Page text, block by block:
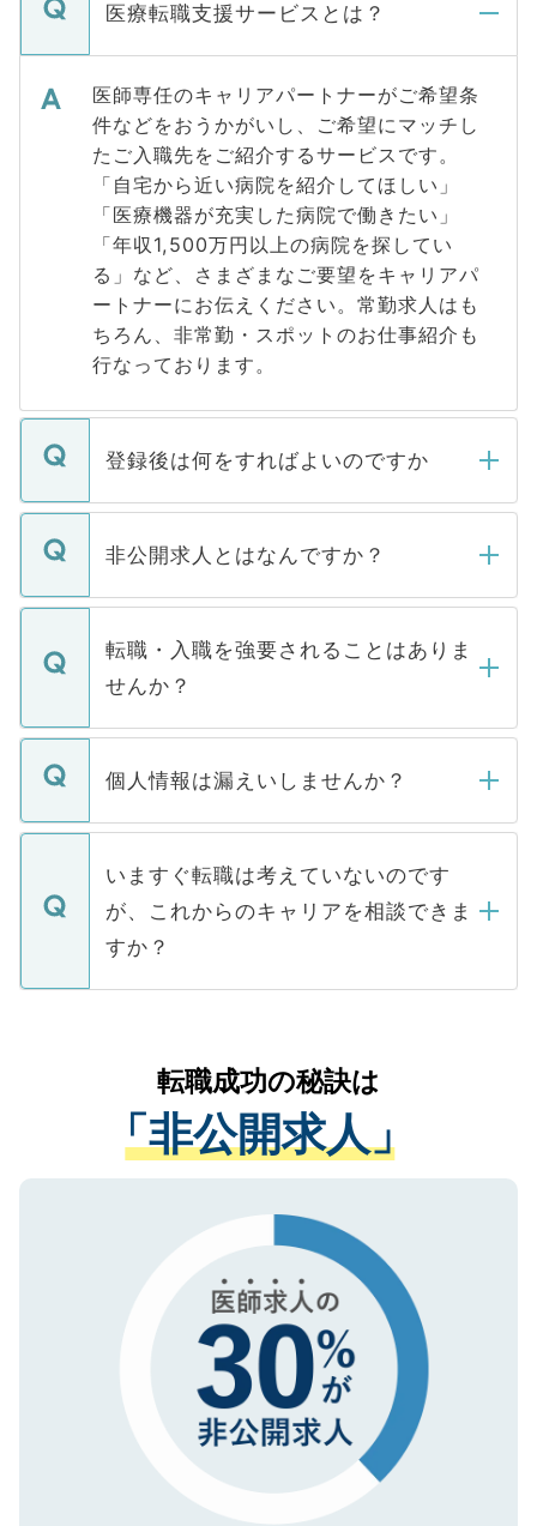
医療転職支援サービスとは？
医師専任のキャリアパートナーがご希望条
件などをおうかがいし、ご希望にマッチし
たご入職先をご紹介するサービスです。
「自宅から近い病院を紹介してほしい」
「医療機器が充実した病院で働きたい」
「年収1,500万円以上の病院を探してい
る」など、さまざまなご要望をキャリアパ
ートナーにお伝えください。常勤求人はも
ちろん、非常勤・スポットのお仕事紹介も
行なっております。
登録後は何をすればよいのですか
ご登録いただきましたら、弊社担当者がご
登録内容を確認し、その後メールもしくは
ます。通常、5営業日以内にはご連絡をせて
いただきますので、しばらくお待ちくださ
非公開求人とはなんですか？
マイナビDOCTORで取り扱っている求人の
うち約3割は、Webサイトからご覧いただ
けない「非公開求人」です。非公開求人は
下記の理由によって、一般には公開してい
ません。
■応募殺到を避けるため 人気のある医療機
関を公にしてしまうと、応募が殺到する場
に、医療機関が求める条件に合った人材の
みを人材紹介会社に依頼するケースが増え
ています。
転職・入職を強要されることはありま
せんか？
転職・入職を強要することは一切ありませ
ん。また、仮に応募先から内定をいただい
定を承諾する必要はありません。内定先へ
の辞退の連絡はキャリアパートナーが行い
個人情報は漏えいしませんか？
個人情報が漏えいすることはありませんの
で、ご安心ください。当サイトからの登録
などで収集したご登録者様の個人情報は、
ご本人のキャリアアップおよび転職活動の
支援を目的に使用いたします。お預かりし
ているすべての個人データはご本人の許可
は、個人情報の取り扱いについての厳密な
管理基準を満たした事業者のみに付与され
る、プライバシーマークを取得済みです。
で、機密保持に関してもご安心ください。
いますぐ転職は考えていないのです
が、これからのキャリアを相談できま
すか？
かがいして、現在の医療機関の状況や紹介
経験をまじえながら、適切なアドバイスを
させていただきます。すぐにご転職をされ
ない方には、長期的なサポートが可能です
ので、まずはご登録ください。
転職成功の秘訣は
「非公開求人」